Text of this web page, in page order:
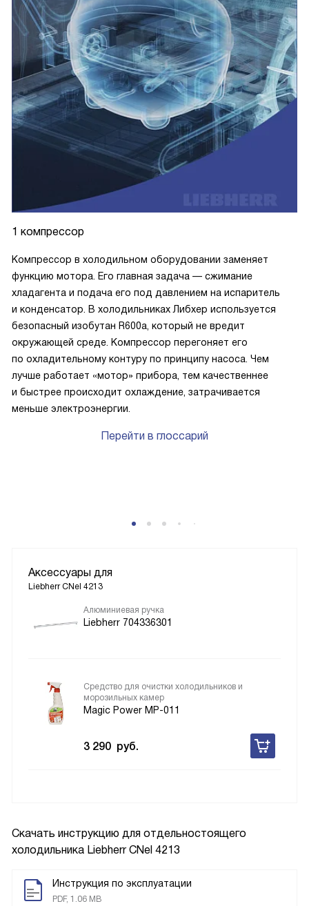
Скачать инструкцию для отдельностоящего
холодильника Liebherr CNel 4213
Инструкция по эксплуатации
PDF, 1.06 MB
камер. Глыбы льда не успевают образоваться на стенках ,
так как оттаивание происходит автоматически, что очень
удобно. Внутри светодиодное освещение, которое никак
не влияет на продукты, не греет их. Спокойно кладу на
верхнюю полку масло и сыры и не переживаю, что они
испортятся. Очень необычно то, что у этого
холодильника четыре морозильные камеры, а не три. Не
знаю, очень ли это важная функция, но для морозилки и
для холодильной камеры температуру можно
настраивать по отдельности. Очень рада, что
доверилась мужу в этом вопросе, эта модель однозначно
заслуживает вашего внимания!
1 компрессор
Компрессор в холодильном оборудовании заменяет
функцию мотора. Его главная задача — сжимание
хладагента и подача его под давлением на испаритель
и конденсатор. В холодильниках Либхер используется
безопасный изобутан R600a, который не вредит
окружающей среде. Компрессор перегоняет его
по охладительному контуру по принципу насоса. Чем
лучше работает «мотор» прибора, тем качественнее
и быстрее происходит охлаждение, затрачивается
меньше электроэнергии.
Перейти в глоссарий
Аксессуары для
Liebherr CNel 4213
Алюминиевая ручка
Liebherr 704336301
Средство для очистки холодильников и
морозильных камер
Magic Power MP-011
3 290 руб.